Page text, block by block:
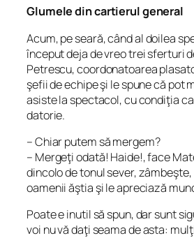
Glumele din cartierul general
Acum, pe seară, când al doilea
început deja de vreo trei sferturi
Petrescu, coordonatoarea
şefii de echipe şi le spune că pot
asiste la spectacol, cu condiţia
datorie.
– Chiar putem să mergem?
– Mergeţi odată! Haide!, face
dincolo de tonul sever,
oamenii ăştia şi le apreciază
Poate e inutil să spun, dar sunt
voi nu vă daţi seama de asta: